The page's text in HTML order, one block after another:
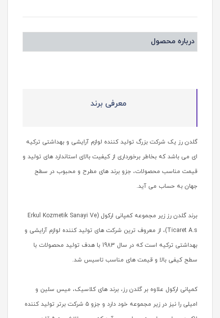
درباره محصول
معرفی برند
گلدن رز یک شرکت بزرگ تولید کننده لوازم آرایشی و بهداشتی ترکیه
ای می باشد که بخاطر برخورداری از کیفیت بالای استاندارد های تولید و
قیمت مناسب محصولات، جزو برند های مطرح و محبوب در سطح
جهان به حساب می آید.
برند گلدن رز زیر مجموعه کمپانی ارکول (Erkul Kozmetik Sanayi Ve
Ticaret A.s)، از معروف ترین شرکت های تولید کننده لوازم آرایشی و
بهداشتی ترکیه است که در سال 1983 با هدف تولید محصولات با
سطح کیفی بالا و قیمت های مناسب تاسیس شد.
کمپانی ارکول علاوه بر گلدن رز، برند های کلاسیک، میس سلین و
امیلی را نیز در زیر مجموعه خود دارد و جزو ۵ شرکت برتر تولید کننده